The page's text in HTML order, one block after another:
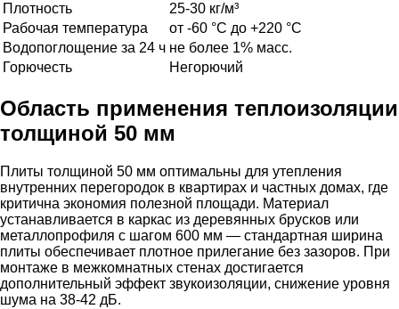
Плотность
25-30 кг/м³
Рабочая температура
от -60 °C до +220 °C
Водопоглощение за 24 ч не более 1% масс.
Горючесть
Негорючий
Область применения теплоизоляции
толщиной 50 мм
Плиты толщиной 50 мм оптимальны для утепления
внутренних перегородок в квартирах и частных домах, где
критична экономия полезной площади. Материал
устанавливается в каркас из деревянных брусков или
металлопрофиля с шагом 600 мм — стандартная ширина
плиты обеспечивает плотное прилегание без зазоров. При
монтаже в межкомнатных стенах достигается
дополнительный эффект звукоизоляции, снижение уровня
шума на 38-42 дБ.